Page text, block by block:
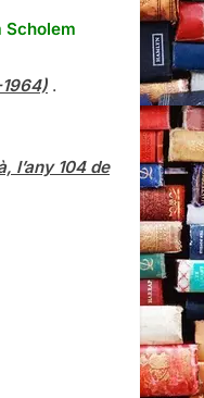
Scholem
.
l’any 104 de